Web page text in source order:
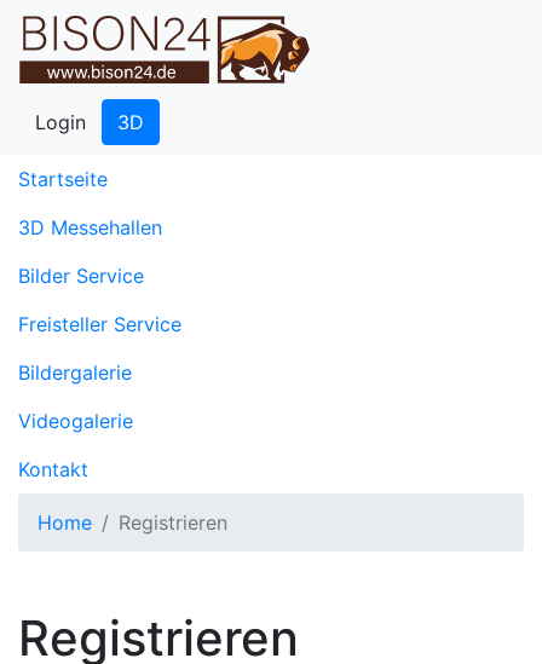
Login 3D
Startseite(current)
3D Messehallen
Bilder Service
Freisteller Service
Bildergalerie
Videogalerie
Kontakt
Home Registrieren
Registrieren